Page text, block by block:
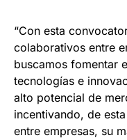
“Con esta
colaborativos entre
buscamos fomentar
tecnologías e
alto potencial de
incentivando, de
entre empresas, su